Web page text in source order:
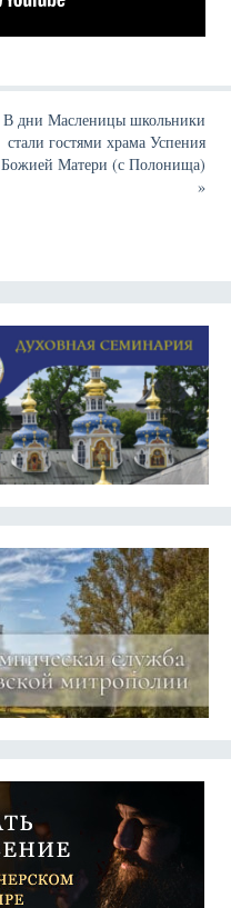
В дни Масленицы школьники
стали гостями храма Успения
Божией Матери (с Полонища)
»